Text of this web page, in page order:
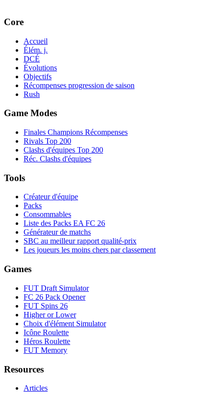
Core
Accueil
Élém. j.
DCÉ
Évolutions
Objectifs
Récompenses progression de saison
Rush
Game Modes
Finales Champions Récompenses
Rivals Top 200
Clashs d'équipes Top 200
Réc. Clashs d'équipes
Tools
Créateur d'équipe
Packs
Consommables
Liste des Packs EA FC 26
Générateur de matchs
SBC au meilleur rapport qualité-prix
Les joueurs les moins chers par classement
Games
FUT Draft Simulator
FC 26 Pack Opener
FUT Spins 26
Higher or Lower
Choix d'élément Simulator
Icône Roulette
Héros Roulette
FUT Memory
Resources
Articles